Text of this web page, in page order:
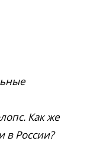
Как же
в России?